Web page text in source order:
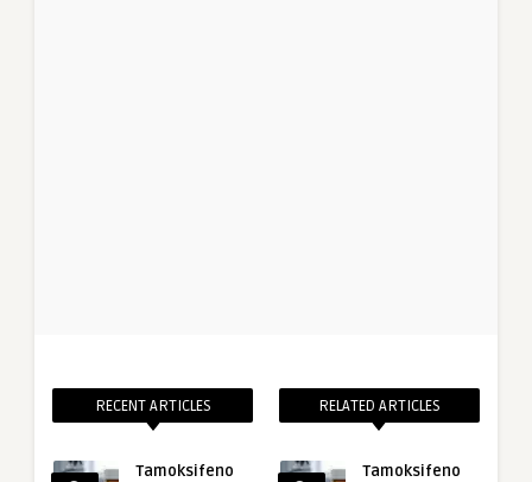
RECENT ARTICLES
Tamoksifeno
RELATED ARTICLES
Tamoksifeno